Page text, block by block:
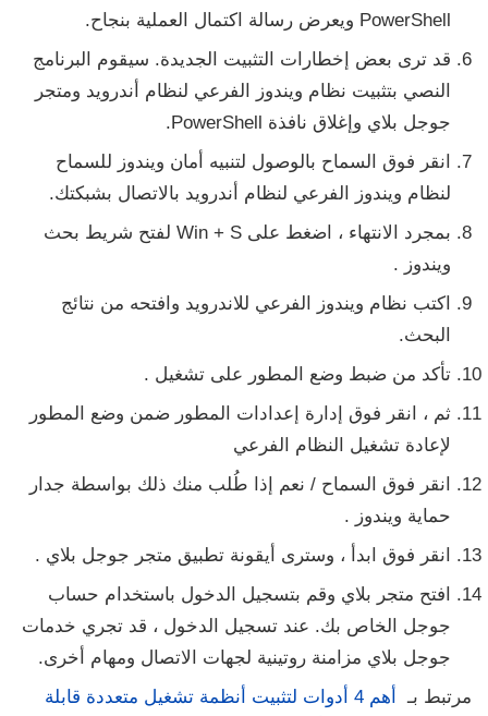
PowerShell ويعرض
رسالة اكتمال العملية بنجاح.
قد ترى بعض إخطارات التثبيت الجديدة. سيقوم البرنامج
النصي بتثبيت نظام ويندوز الفرعي لنظام أندرويد ومتجر
جوجل بلاي وإغلاق نافذة PowerShell.
انقر فوق
السماح بالوصول لتنبيه أمان ويندوز للسماح
لنظام ويندوز الفرعي لنظام أندرويد بالاتصال بشبكتك.
بمجرد الانتهاء ، اضغط على Win + S لفتح شريط بحث
ويندوز .
اكتب نظام ويندوز الفرعي للاندرويد وافتحه من نتائج
البحث.
تأكد من ضبط وضع المطور على تشغيل .
ثم ، انقر فوق
إدارة إعدادات المطور ضمن وضع المطور
لإعادة تشغيل النظام الفرعي
انقر فوق
السماح / نعم إذا طُلب منك ذلك بواسطة جدار
حماية ويندوز .
انقر فوق
ابدأ
، وسترى أيقونة تطبيق متجر جوجل بلاي .
افتح متجر بلاي وقم بتسجيل الدخول باستخدام حساب
جوجل الخاص بك. عند تسجيل الدخول ، قد تجري خدمات
جوجل بلاي مزامنة روتينية لجهات الاتصال ومهام أخرى.
مرتبط بـ
أهم 4 أدوات لتثبيت أنظمة تشغيل متعددة قابلة